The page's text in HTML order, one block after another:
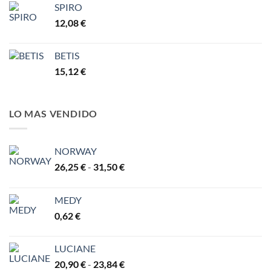
SPIRO
12,08€
BETIS
15,12€
LO MAS VENDIDO
NORWAY
26,25€- 31,50€Rango
MEDY
0,62€
LUCIANE
20,90€- 23,84€Rango